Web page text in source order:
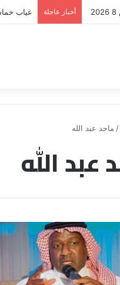
أخبار عاجلة غياب
/ ماجد عبد الله
عبد الله